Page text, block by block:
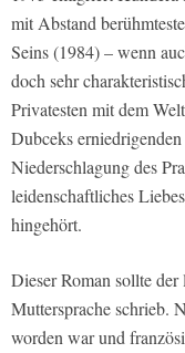
mit Abstand
Seins(1984) – wenn
doch sehr
Privatesten mit dem
Dubceks
Niederschlagung des
leidenschaftliches
hingehört.
Dieser Roman sollte
Muttersprache schrieb.
worden war und